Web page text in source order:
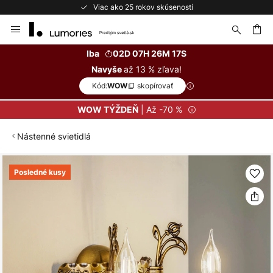
Viac ako 25 rokov skúseností
to
Iba
02D 07H 26M 17S
Navyšeaž 13 % zľava!
Kód:WOW skopírovať
WOW TÝŽDEŇ| Až -70 %
Nástenné svietidlá
Posledné kusy
Preskočiť
na